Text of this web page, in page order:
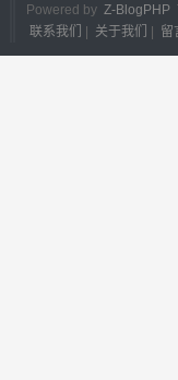
Powered by Z-BlogPHP
联系我们
关于我们 留